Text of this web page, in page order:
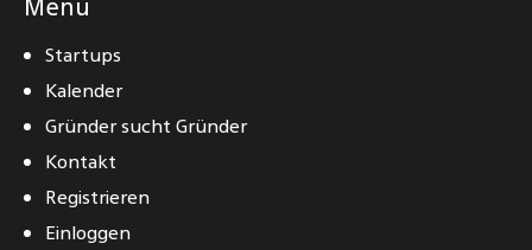
Startups
Kalender
Gründer sucht Gründer
Kontakt
Registrieren
Einloggen